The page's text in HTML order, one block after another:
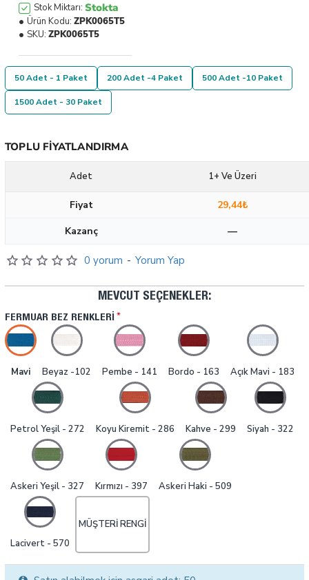
0 yorum - Yorum Yap
Stok Miktarı: Stokta
Ürün Kodu: ZPK0065T5
SKU: ZPK0065T5
50 Adet - 1 Paket 200 Adet -4 Paket 500 Adet -10 Paket
1500 Adet - 30 Paket
MEVCUT SEÇENEKLER:
FERMUAR BEZ RENKLERI
Mavi Beyaz -102 Pembe - 141 Bordo - 163 Açık Mavi - 183
Petrol Yeşil - 272 Koyu Kiremit - 286 Kahve - 299 Siyah - 322
Askeri Yeşil - 327 Kırmızı - 397 Askeri Haki - 509
Lacivert - 570
MÜŞTERI RENGI
TOPLU FIYATLANDIRMA
Adet 1+ Ve Üzeri
Fiyat
29,44₺
Kazanç
—